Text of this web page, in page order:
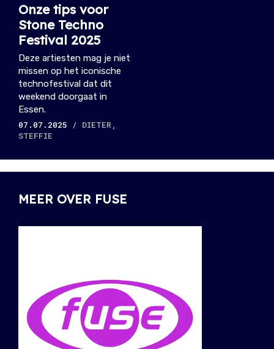
Onze tips voor
Stone Techno
Festival 2025
Deze artiesten mag je niet
missen op het iconische
technofestival dat dit
weekend doorgaat in
Essen.
07.07.2025
/ DIETER,
STEFFIE
MEER OVER FUSE